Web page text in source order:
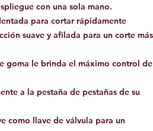
con una sola mano.
para cortar rápidamente
suave y afilada para un corte más
goma le brinda el máximo control de
a la pestaña de pestañas de su
como llave de válvula para un